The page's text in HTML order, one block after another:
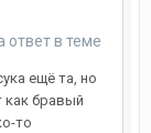
ответ в теме
ещё та, но
как бравый
то